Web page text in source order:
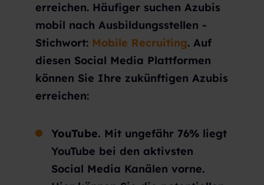
erreichen. Häufiger suchen Azubis
mobil nach Ausbildungsstellen -
Stichwort: Mobile Recruiting. Auf
diesen Social Media Plattformen
können Sie Ihre zukünftigen Azubis
erreichen:
YouTube. Mit ungefähr 76% liegt
YouTube bei den aktivsten
Social Media Kanälen vorne.